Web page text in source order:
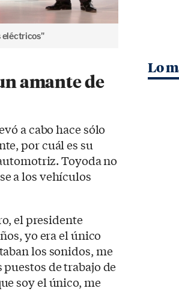
eléctricos"
amante de
a cabo hace sólo
por cuál es su
Toyoda no
a los vehículos
el presidente
yo era el único
los sonidos, me
de trabajo de
soy el único, me
Lo